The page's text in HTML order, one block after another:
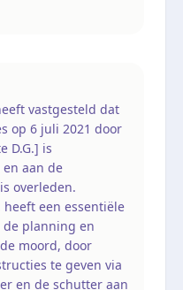
vastgesteld dat
op 6 juli 2021 door
D.G.] is
aan de
overleden.
heeft een essentiële
planning en
moord, door
te geven via
en de schutter aan